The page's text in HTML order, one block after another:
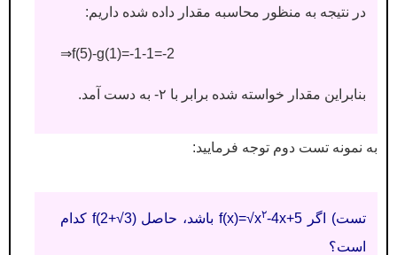
در نتیجه به منظور محاسبه مقدار داده شده داریم:
⇒f(5)-g(1)=-1-1=-2
بنابراین مقدار خواسته شده برابر با ۲- به دست آمد.
به نمونه تست دوم توجه فرمایید:
تست) اگر f(x)=√x ۲
-4x+5 باشد، حاصل f(2+√3) کدام
است؟